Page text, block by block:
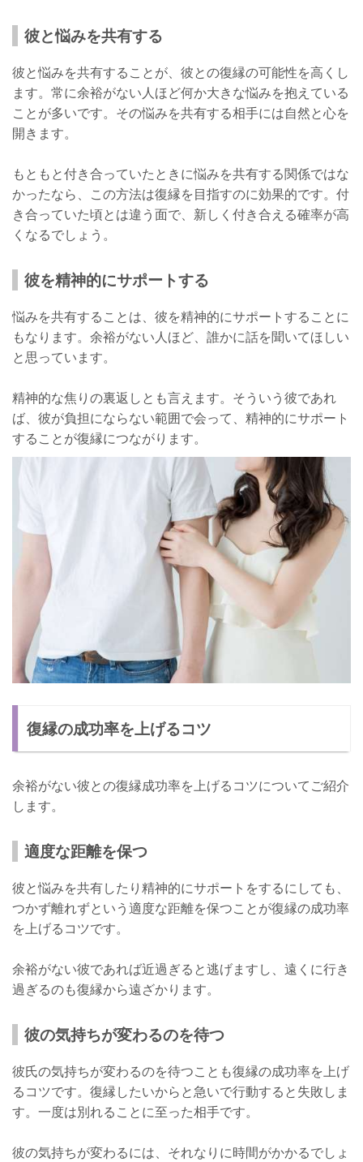
彼と悩みを共有する
彼と悩みを共有することが、彼との復縁の可能性を高くし
ます。常に余裕がない人ほど何か大きな悩みを抱えている
ことが多いです。その悩みを共有する相手には自然と心を
開きます。
もともと付き合っていたときに悩みを共有する関係ではな
かったなら、この方法は復縁を目指すのに効果的です。付
き合っていた頃とは違う面で、新しく付き合える確率が高
くなるでしょう。
彼を精神的にサポートする
悩みを共有することは、彼を精神的にサポートすることに
もなります。余裕がない人ほど、誰かに話を聞いてほしい
と思っています。
精神的な焦りの裏返しとも言えます。そういう彼であれ
ば、彼が負担にならない範囲で会って、精神的にサポート
することが復縁につながります。
復縁の成功率を上げるコツ
余裕がない彼との復縁成功率を上げるコツについてご紹介
します。
適度な距離を保つ
彼と悩みを共有したり精神的にサポートをするにしても、
つかず離れずという適度な距離を保つことが復縁の成功率
を上げるコツです。
余裕がない彼であれば近過ぎると逃げますし、遠くに行き
過ぎるのも復縁から遠ざかります。
彼の気持ちが変わるのを待つ
彼氏の気持ちが変わるのを待つことも復縁の成功率を上げ
るコツです。復縁したいからと急いで行動すると失敗しま
す。一度は別れることに至った相手です。
彼の気持ちが変わるには、それなりに時間がかかるでしょ